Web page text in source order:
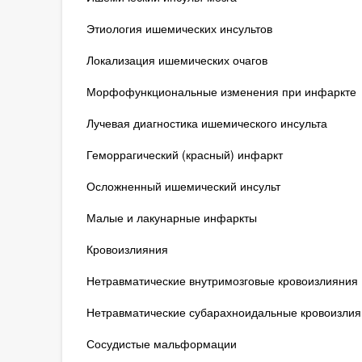
Этиология ишемических инсультов
Локализация ишемических очагов
Морфофункциональные изменения при инфаркте
Лучевая диагностика ишемического инсульта
Геморрагический (красный) инфаркт
Осложненный ишемический инсульт
Малые и лакунарные инфаркты
Кровоизлияния
Нетравматические внутримозговые кровоизлияния
Нетравматические субарахноидальные
Сосудистые мальформации